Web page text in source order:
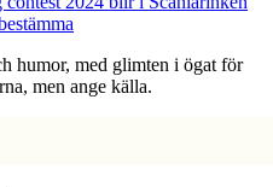
humor, med glimten i ögat för
men ange källa.